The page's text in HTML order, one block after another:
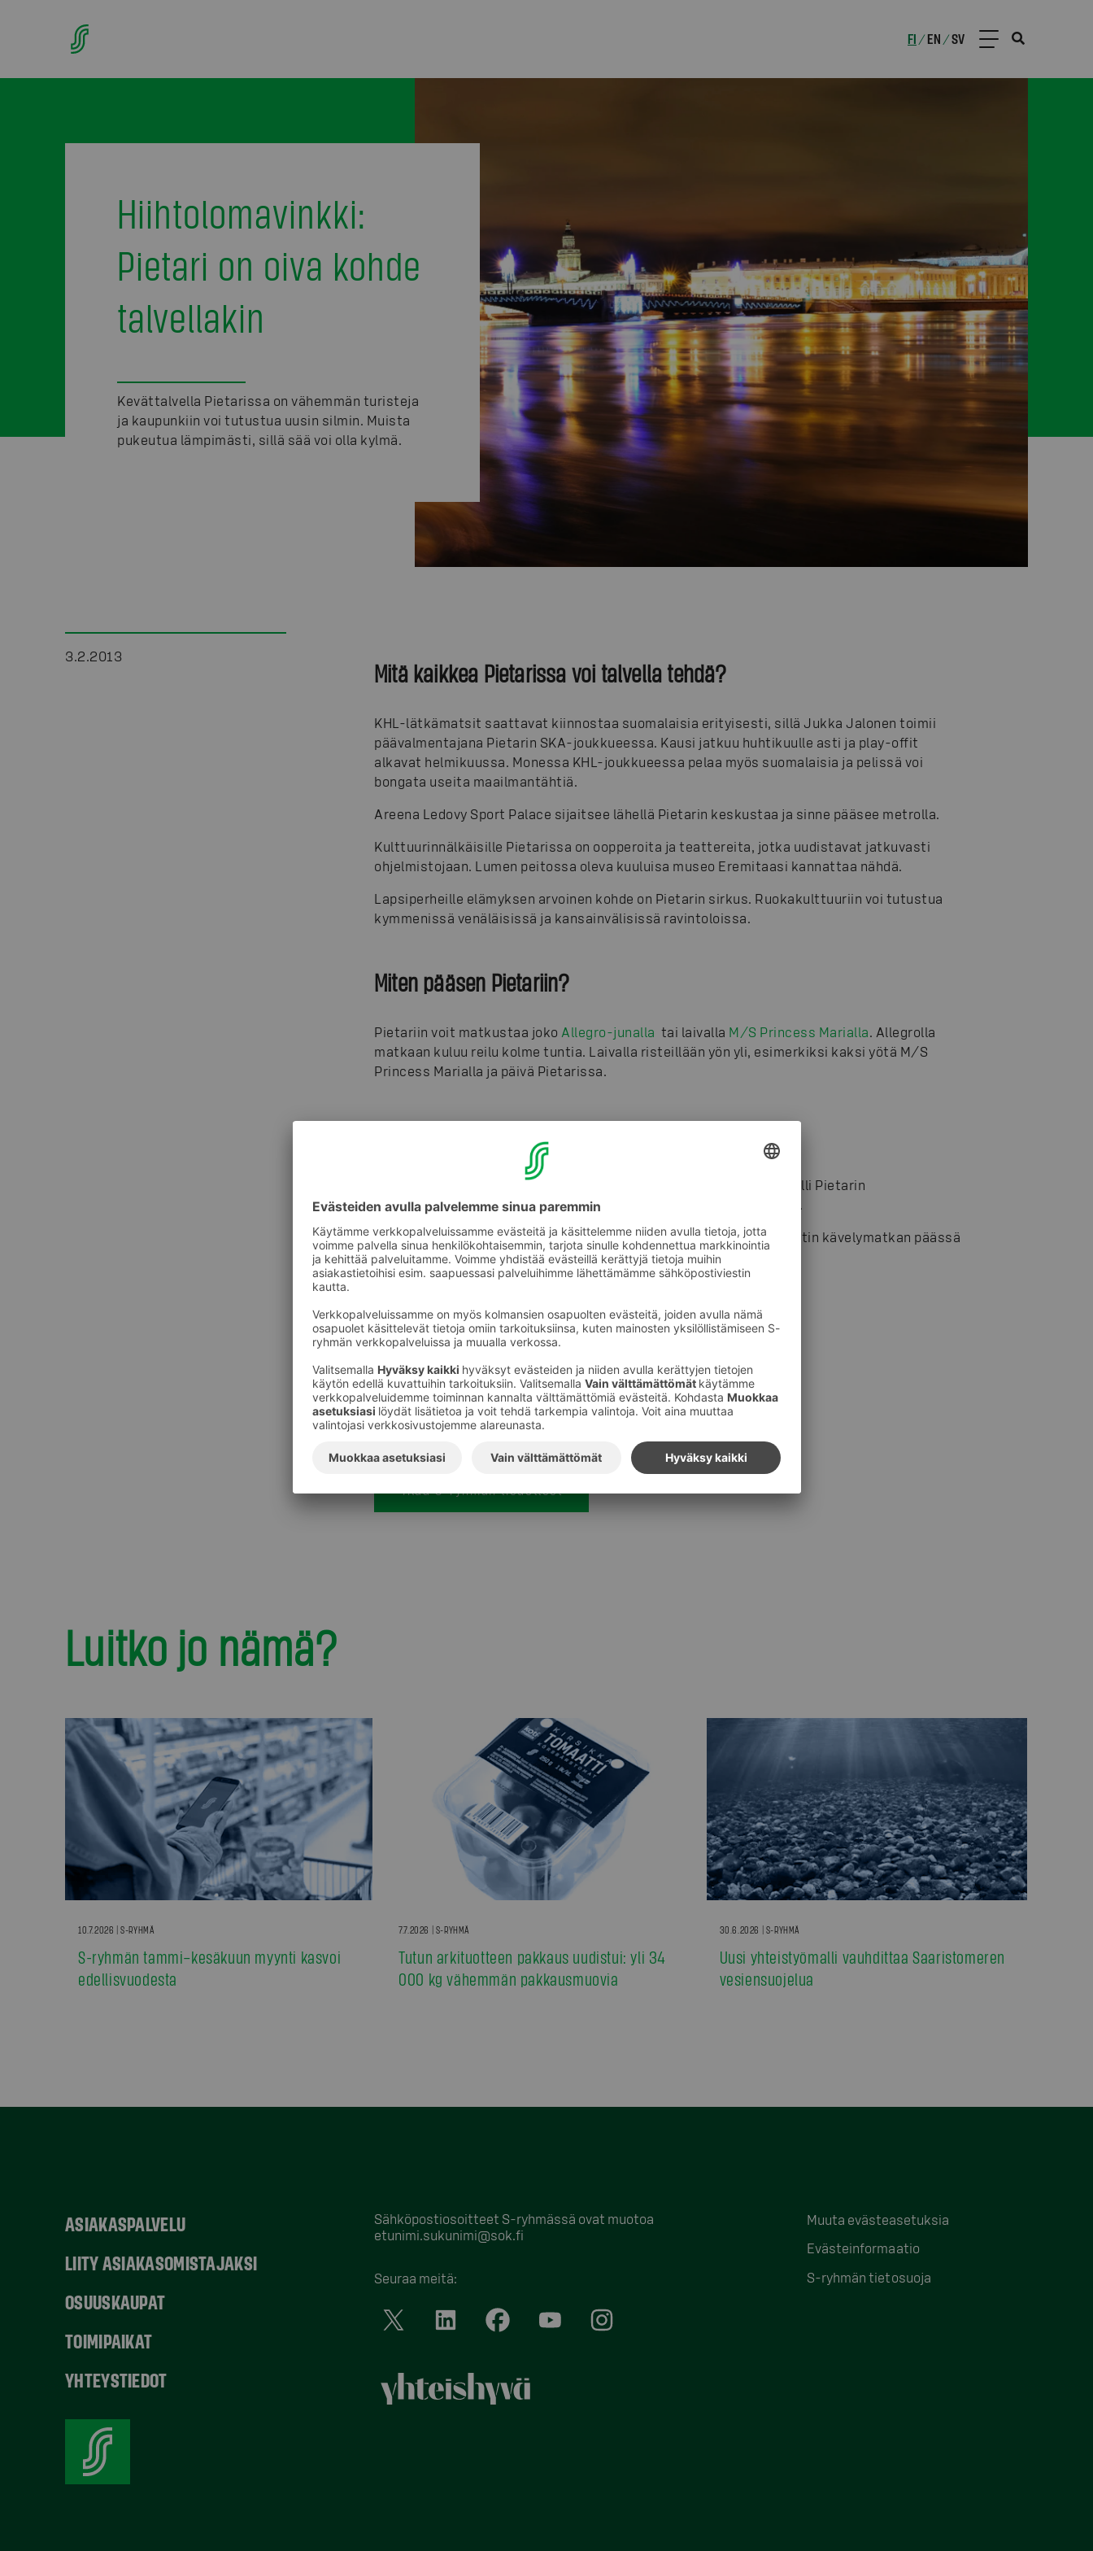
FI /EN /SV
Hiihtolomavinkki:
Pietari on oiva kohde
talvellakin
Kevättalvella Pietarissa on vähemmän turisteja
ja kaupunkiin voi tutustua uusin silmin. Muista
pukeutua lämpimästi, sillä sää voi olla kylmä.
3.2.2013
Mitä kaikkea Pietarissa voi talvella tehdä?
KHL-lätkämatsit saattavat kiinnostaa suomalaisia erityisesti, sillä Jukka Jalonen toimii
päävalmentajana Pietarin SKA-joukkueessa. Kausi jatkuu huhtikuulle asti ja play-offit
alkavat helmikuussa. Monessa KHL-joukkueessa pelaa myös suomalaisia ja pelissä voi
bongata useita maailmantähtiä.
Areena Ledovy Sport Palace sijaitsee lähellä Pietarin keskustaa ja sinne pääsee metrolla.
Kulttuurinnälkäisille Pietarissa on oopperoita ja teattereita, jotka uudistavat jatkuvasti
ohjelmistojaan. Lumen peitossa oleva kuuluisa museo Eremitaasi kannattaa nähdä.
Lapsiperheille elämyksen arvoinen kohde on Pietarin sirkus. Ruokakulttuuriin voi tutustua
kymmenissä venäläisissä ja kansainvälisissä ravintoloissa.
Miten pääsen Pietariin?
Pietariin voit matkustaa joko Allegro-junalla tai laivalla M/S Princess Marialla. Allegrolla
matkaan kuluu reilu kolme tuntia. Laivalla risteillään yön yli, esimerkiksi kaksi yötä M/S
Princess Marialla ja päivä Pietarissa.
Missä yövyn Pietarissa?
Sokos Hotel Palace Bridge
on wellness-painoitteinen kaupunkihotelli Pietarin
historiallisessa keskustassa, Vasilin saarella. Hotellissa on kylpylä.
Myös Sokos Hotel Vasilievsky sijaitsee Vasilin saarella 10–15 minuutin kävelymatkan päässä
Pietarin monista päänähtävyyksistä.
Kuvat:S-Ryhmä
Tilaa S-ryhmän tiedotteet
Luitko jo nämä?
10.7.2026 | S-RYHMÄ
S-ryhmän tammi–kesäkuun myynti kasvoi
edellisvuodesta
7.7.2026 | S-RYHMÄ
Tutun arkituotteen pakkaus uudistui: yli 34
000 kg vähemmän pakkausmuovia
30.6.2026 | S-RYHMÄ
Uusi yhteistyömalli vauhdittaa Saaristomeren
vesiensuojelua
ASIAKASPALVELU
LIITY ASIAKASOMISTAJAKSI
OSUUSKAUPAT
TOIMIPAIKAT
YHTEYSTIEDOT
Sähköpostiosoitteet S-ryhmässä ovat muotoa
etunimi.sukunimi@sok.fi
Seuraa meitä:
Muuta evästeasetuksia
Evästeinformaatio
S-ryhmän tietosuoja